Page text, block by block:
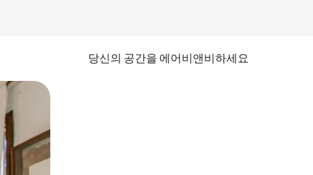
당신의 공간을 에어비앤비하세요